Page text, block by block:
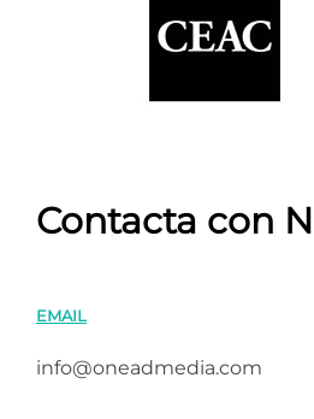
Contacta con
EMAIL
info@oneadmedia.com